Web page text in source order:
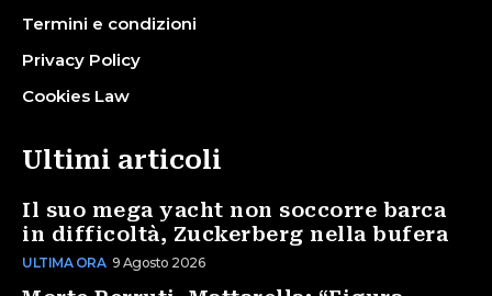
Termini e condizioni
Privacy Policy
Cookies Law
Ultimi articoli
Il suo mega yacht non soccorre barca
in difficoltà, Zuckerberg nella bufera
ULTIMA ORA 9 Agosto 2026